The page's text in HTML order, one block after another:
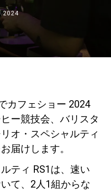
カフェショー 2024
ー競技会、バリスタ
オ・スペシャルティ
届けします。
ティ RS1は、速い
て、2人1組からな
ィ